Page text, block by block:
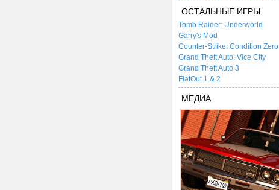
ОСТАЛЬНЫЕ ИГРЫ
Tomb Raider: Underworld
Garry's Mod
Counter-Strike: Condition Zero
Grand Theft Auto: Vice City
Grand Theft Auto 3
FlatOut 1 & 2
МЕДИА